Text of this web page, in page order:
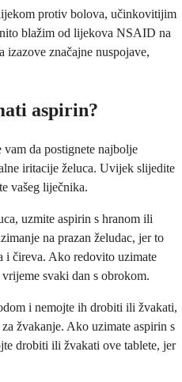
protiv bolova, učinkovitijim
blažim od lijekova NSAID na
značajne nuspojave,
aspirin?
da postignete najbolje
iritacije želuca. Uvijek slijedite
vašeg liječnika.
uzmite aspirin s hranom ili
na prazan želudac, jer to
i čireva. Ako redovito uzimate
svaki dan s obrokom.
i nemojte ih drobiti ili žvakati,
žvakanje. Ako uzimate aspirin s
drobiti ili žvakati ove tablete, jer